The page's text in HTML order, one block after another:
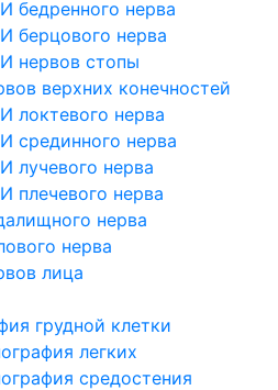
бедренного нерва
берцового нерва
нервов стопы
верхних конечностей
локтевого нерва
срединного нерва
лучевого нерва
плечевого нерва
нерва
нерва
лица
грудной клетки
легких
средостения